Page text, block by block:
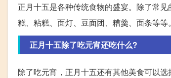
正月十五是各种传统食物的盛宴。除了常
糕、粘糕、面灯、豆面团、糟羹、面条等等
正月十五除了吃元宵还吃什么?
除了吃元宵，正月十五还有其他美食可以